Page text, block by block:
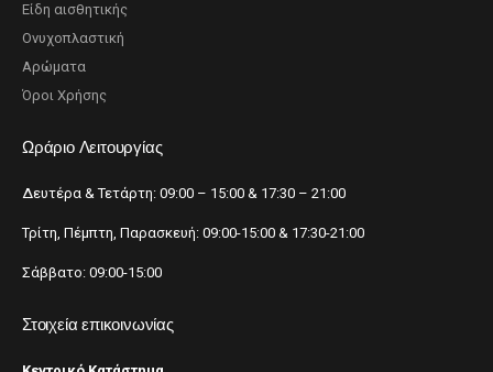
Είδη αισθητικής
Ονυχοπλαστική
Αρώματα
Όροι Χρήσης
Ωράριο Λειτουργίας
Δευτέρα & Τετάρτη: 09:00 – 15:00 & 17:30 – 21:00
Τρίτη, Πέμπτη, Παρασκευή: 09:00-15:00 & 17:30-21:00
Σάββατο: 09:00-15:00
Στοιχεία επικοινωνίας